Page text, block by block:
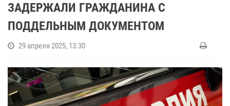
ЗАДЕРЖАЛИ ГРАЖДАНИНА С
ПОДДЕЛЬНЫМ ДОКУМЕНТОМ
29 апреля 2025, 13:30